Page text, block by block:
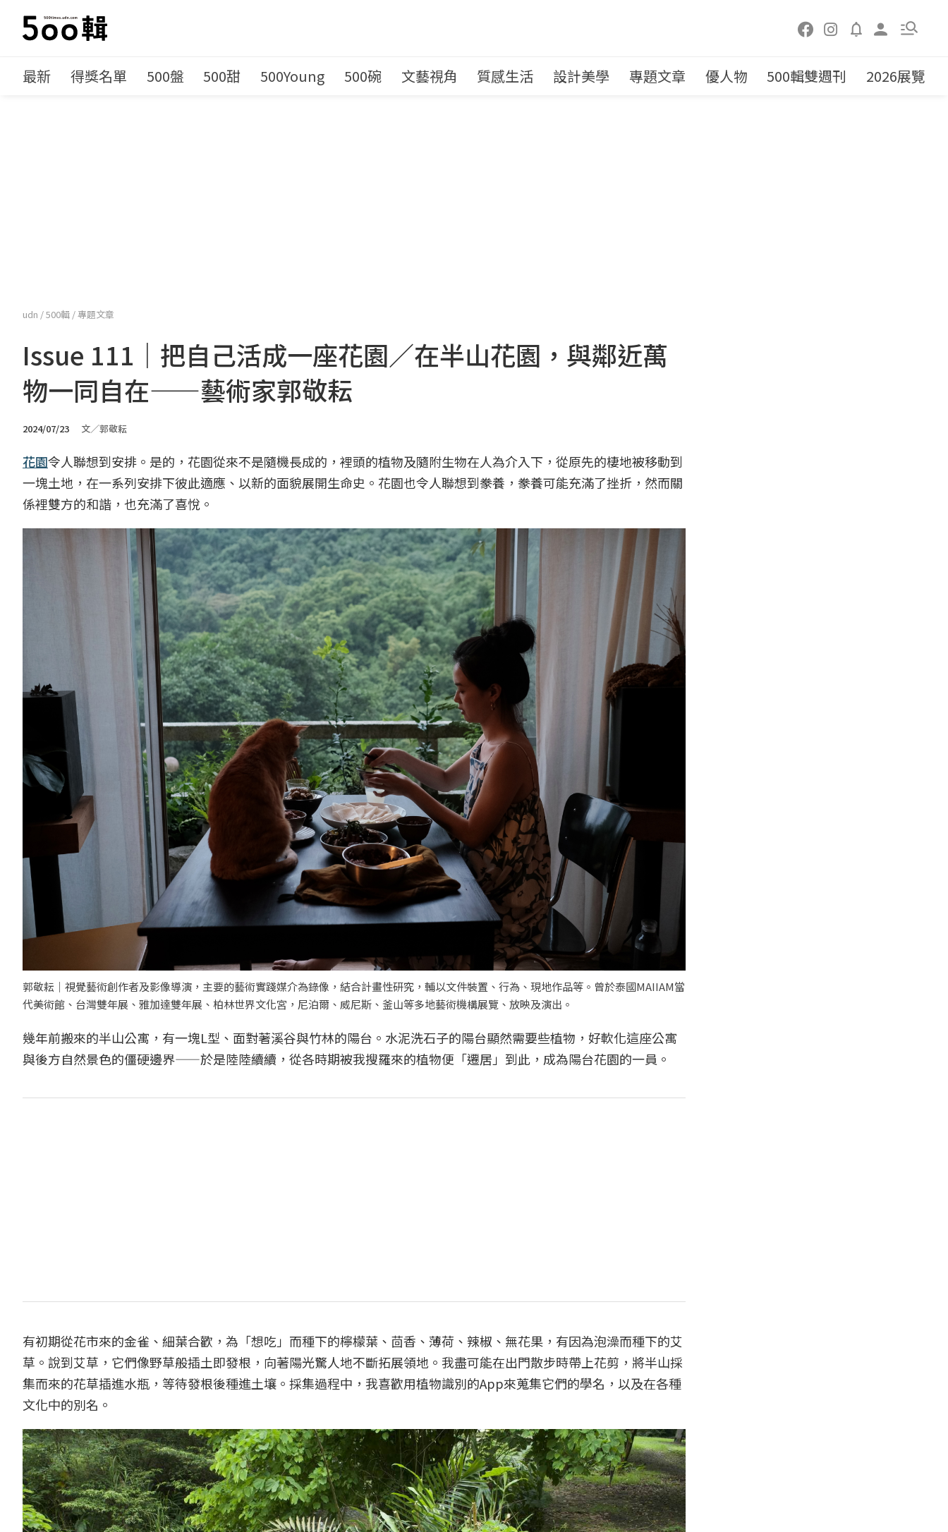
最新 得獎名單 500盤 500甜 500Young 500碗 文藝視角 質感生活 設計美學 專題文章 優人物 500輯雙週刊 2026展覽
udn /500輯 /專題文章
Issue 111｜把自己活成一座花園／在半山花園，與鄰近萬
物一同自在——藝術家郭敬耘
2024/07/23 文／郭敬耘
花園令人聯想到安排。是的，花園從來不是隨機長成的，裡頭的植物及隨附生物在人為介入下，從原先的棲地被移動到
一塊土地，在一系列安排下彼此適應、以新的面貌展開生命史。花園也令人聯想到豢養，豢養可能充滿了挫折，然而關
係裡雙方的和諧，也充滿了喜悅。
郭敬耘｜視覺藝術創作者及影像導演，主要的藝術實踐媒介為錄像，結合計畫性研究，輔以文件裝置、行為、現地作品等。曾於泰國MAIIAM當
代美術館、台灣雙年展、雅加達雙年展、柏林世界文化宮，尼泊爾、威尼斯、釜山等多地藝術機構展覽、放映及演出。
幾年前搬來的半山公寓，有一塊L型、面對著溪谷與竹林的陽台。水泥洗石子的陽台顯然需要些植物，好軟化這座公寓
與後方自然景色的僵硬邊界——於是陸陸續續，從各時期被我搜羅來的植物便「遷居」到此，成為陽台花園的一員。
有初期從花市來的金雀、細葉合歡，為「想吃」而種下的檸檬葉、茴香、薄荷、辣椒、無花果，有因為泡澡而種下的艾
草。說到艾草，它們像野草般插土即發根，向著陽光驚人地不斷拓展領地。我盡可能在出門散步時帶上花剪，將半山採
集而來的花草插進水瓶，等待發根後種進土壤。採集過程中，我喜歡用植物識別的App來蒐集它們的學名，以及在各種
文化中的別名。